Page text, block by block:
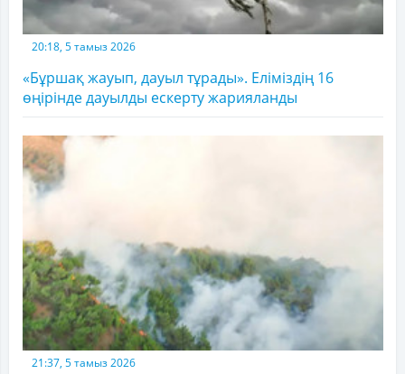
20:18, 5 тамыз 2026
«Бұршақ жауып, дауыл тұрады». Еліміздің 16
өңірінде дауылды ескерту жарияланды
21:37, 5 тамыз 2026